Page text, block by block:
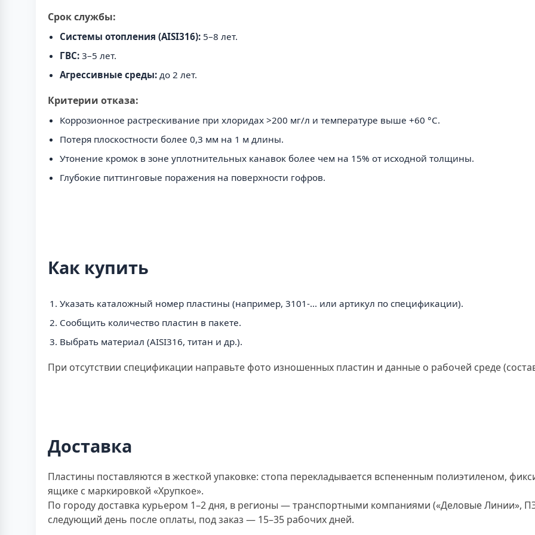
Срок службы:
Системы отопления (AISI316): 5–8 лет.
ГВС: 3–5 лет.
Агрессивные среды: до 2 лет.
Критерии отказа:
Коррозионное растрескивание при хлоридах >200 мг/л и температуре выше +60 °C.
Потеря плоскостности более 0,3 мм на 1 м длины.
Утонение кромок в зоне уплотнительных канавок более чем на 15% от исходной толщины.
Глубокие питтинговые поражения на поверхности гофров.
Как купить
Указать каталожный номер пластины (например, 3101-... или артикул по спецификации).
Сообщить количество пластин в пакете.
Выбрать материал (AISI316, титан и др.).
При отсутствии спецификации направьте фото изношенных пластин и данные о рабочей среде
Доставка
Пластины поставляются в жесткой упаковке: стопа перекладывается вспененным полиэтиленом,
ящике с маркировкой «Хрупкое».
По городу доставка курьером 1–2 дня, в регионы — транспортными компаниями («Деловые Линии»,
следующий день после оплаты, под заказ — 15–35 рабочих дней.